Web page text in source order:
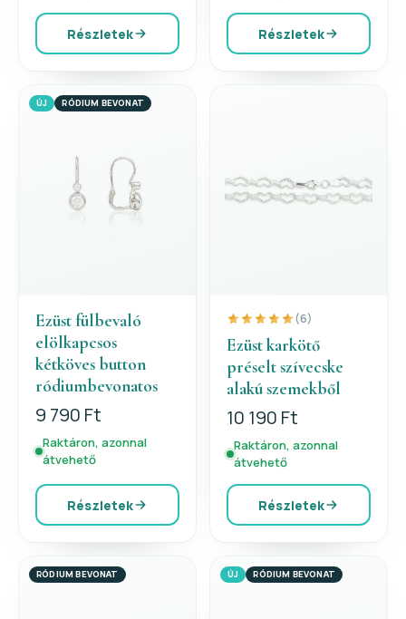
Részletek Részletek
ÚJ RÓDIUM BEVONAT
Ezüst fülbevaló
elölkapcsos
kétköves button
ródiumbevonatos
9 790 Ft
Raktáron, azonnal
átvehető
Részletek
(6)
Ezüst karkötő
préselt szívecske
alakú szemekből
10 190 Ft
Raktáron, azonnal
átvehető
Részletek
RÓDIUM BEVONAT ÚJ RÓDIUM BEVONAT